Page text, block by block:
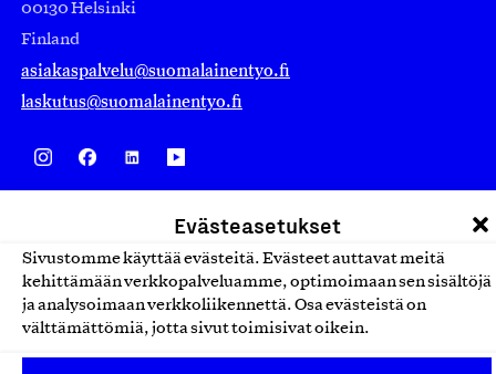
Evästeasetukset
Sivustomme käyttää evästeitä. Evästeet auttavat meitä
kehittämään verkkopalveluamme, optimoimaan sen sisältöjä
ja analysoimaan verkkoliikennettä. Osa evästeistä on
välttämättömiä, jotta sivut toimisivat oikein.
00130 Helsinki
Finland
asiakaspalvelu@suomalainentyo.fi
laskutus@suomalainentyo.fi
Design From Finland